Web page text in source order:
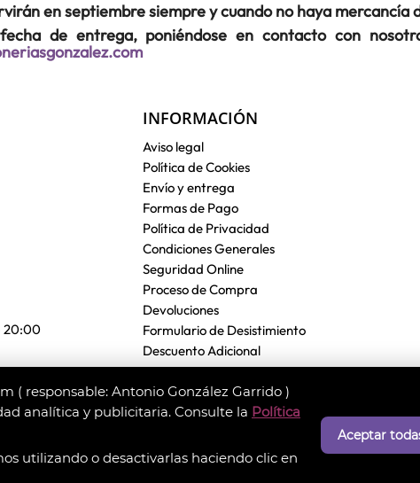
en septiembre siempre y cuando no haya mercancía
de entrega, poniéndose en contacto con
20:00
INFORMACIÓN
Aviso legal
Política de Cookies
Envío y entrega
Formas de Pago
Política de Privacidad
Condiciones Generales
Seguridad Online
Proceso de Compra
Devoluciones
Formulario de Desistimiento
Descuento Adicional
( responsable: Antonio González Garrido )
analítica y publicitaria. Consulte la Política
utilizando o desactivarlas haciendo clic en
Aceptar